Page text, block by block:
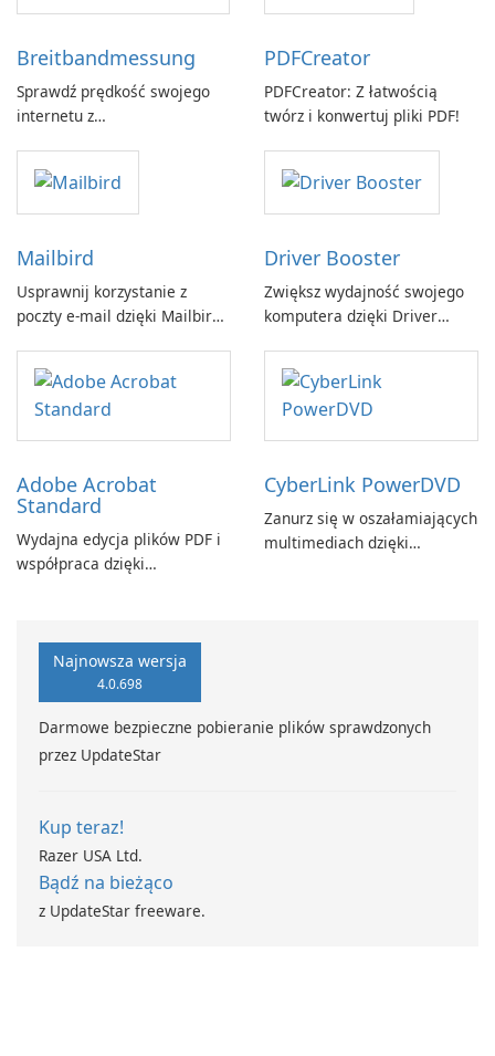
Breitbandmessung
Sprawdź prędkość swojego
internetu z
GmbH!
PDFCreator
PDFCreator: Z łatwością
twórz i konwertuj pliki PDF!
Mailbird
Usprawnij korzystanie z
poczty e-mail dzięki Mailbird
Driver Booster
Zwiększ wydajność swojego
komputera dzięki Driver
Adobe Acrobat
Standard
Wydajna edycja plików PDF i
współpraca dzięki
CyberLink PowerDVD
Zanurz się w oszałamiających
multimediach dzięki
Najnowsza wersja
4.0.698
Darmowe bezpieczne pobieranie plików sprawdzonych
przez UpdateStar
Kup teraz!
Razer USA Ltd.
Bądź na bieżąco
z UpdateStar freeware.